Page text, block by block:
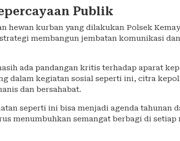
Publik
hewan kurban yang dilakukan Polsek
membangun jembatan komunikasi dan
ada pandangan kritis terhadap aparat
dalam kegiatan sosial seperti ini, citra
dan bersahabat.
seperti ini bisa menjadi agenda tahunan
menumbuhkan semangat berbagi di setiap